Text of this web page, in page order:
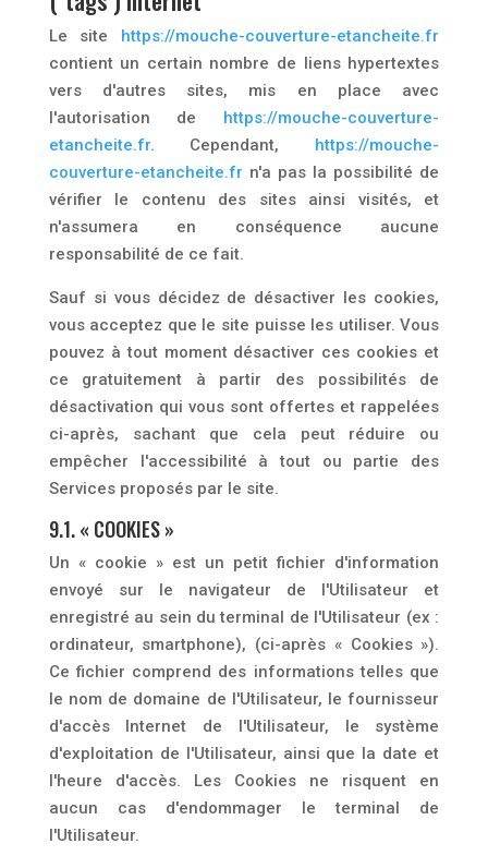
Le site https://mouche-couverture-etancheite.fr
contient un certain nombre de liens hypertextes
vers d'autres sites, mis en place avec
l'autorisation de https://mouche-couverture-
etancheite.fr. Cependant, https://mouche-
couverture-etancheite.fr n'a pas la possibilité de
vérifier le contenu des sites ainsi visités, et
n'assumera en conséquence aucune
responsabilité de ce fait.
Sauf si vous décidez de désactiver les cookies,
vous acceptez que le site puisse les utiliser. Vous
pouvez à tout moment désactiver ces cookies et
ce gratuitement à partir des possibilités de
désactivation qui vous sont offertes et rappelées
ci-après, sachant que cela peut réduire ou
empêcher l'accessibilité à tout ou partie des
Services proposés par le site.
9.1. « COOKIES »
Un « cookie » est un petit fichier d'information
envoyé sur le navigateur de l'Utilisateur et
enregistré au sein du terminal de l'Utilisateur (ex :
ordinateur, smartphone), (ci-après « Cookies »).
Ce fichier comprend des informations telles que
le nom de domaine de l'Utilisateur, le fournisseur
d'accès Internet de l'Utilisateur, le système
d'exploitation de l'Utilisateur, ainsi que la date et
l'heure d'accès. Les Cookies ne risquent en
aucun cas d'endommager le terminal de
l'Utilisateur.